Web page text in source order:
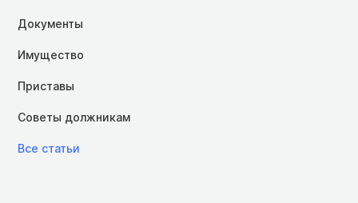
Документы
Имущество
Приставы
Советы должникам
Все статьи